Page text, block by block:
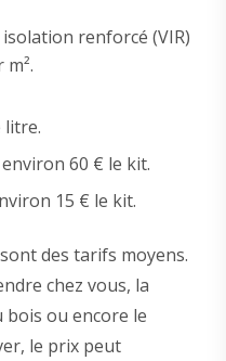
renforcé (VIR)
litre.
60 € le kit.
15 € le kit.
des tarifs moyens.
chez vous, la
bois ou encore le
le prix peut